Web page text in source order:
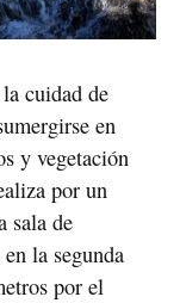
cuidad de
en
y vegetación
por un
sala de
la segunda
por el